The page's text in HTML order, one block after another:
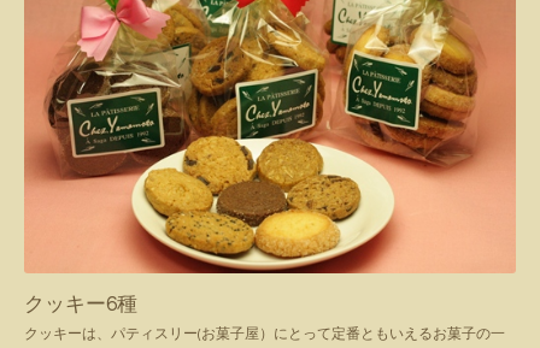
クッキー6種
クッキーは、パティスリー(お菓子屋）にとって定番ともいえるお菓子の一